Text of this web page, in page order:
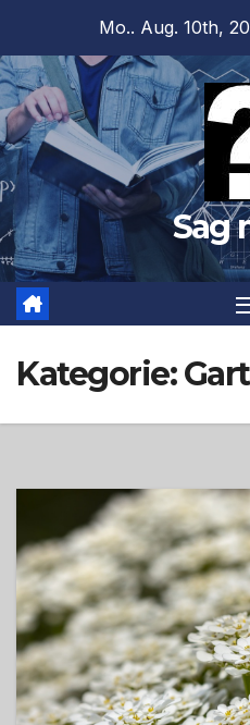
springen
Mo.. Aug. 10th,
Sag
Kategorie: